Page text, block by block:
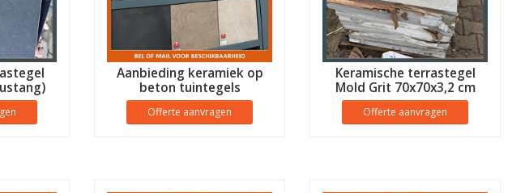
Aanbieding keramiek op
beton tuintegels
Offerte aanvragen
Keramische terrastegel
Mold Grit 70x70x3,2 cm
Offerte aanvragen